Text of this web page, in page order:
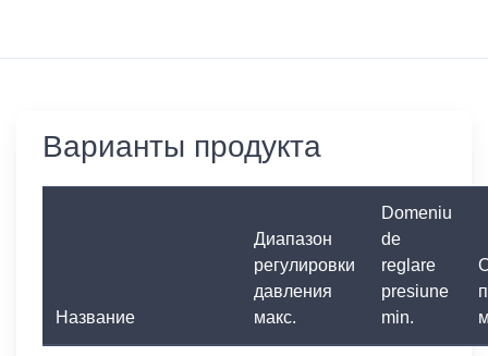
Варианты продукта
Название
Диапазон
регулировки
давления
макс.
Domeniu
de
reglare
presiune
min.